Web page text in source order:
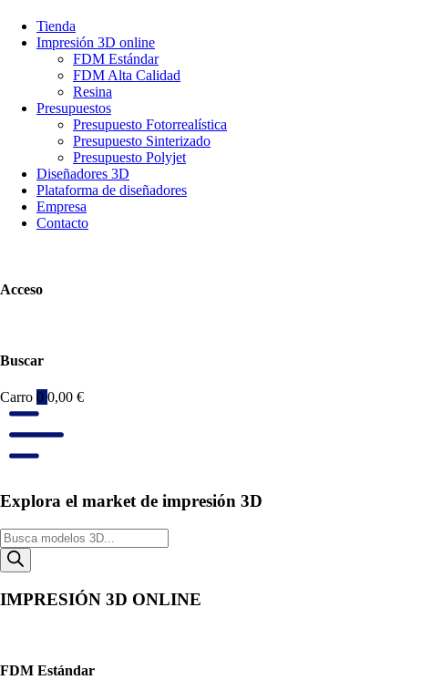
Tienda
Impresión 3D online
FDM Estándar
FDM Alta Calidad
Resina
Presupuestos
Presupuesto Fotorrealística
Presupuesto Sinterizado
Presupuesto Polyjet
Diseñadores 3D
Plataforma de diseñadores
Empresa
Contacto
Acceso
Buscar
Carro 0 0,00 €
Explora el market de impresión 3D
Búsqueda
de
productos
IMPRESIÓN 3D ONLINE
FDM Estándar